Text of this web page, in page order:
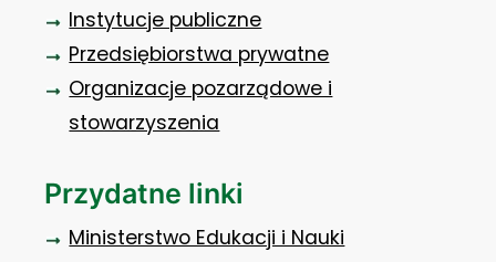
Instytucje publiczne
Przedsiębiorstwa prywatne
Organizacje pozarządowe i
stowarzyszenia
Przydatne linki
Ministerstwo Edukacji i Nauki